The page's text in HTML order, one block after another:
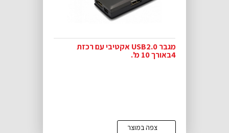
מגבר USB2.0 אקטיבי עם רכזת
4באורך 10 מ'.
צפה במוצר